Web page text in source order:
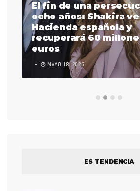
El fin de una
ocho años: Shakira
Hacienda española y
recuperará 60
euros
MAYO 18, 2026
ES TENDENCIA